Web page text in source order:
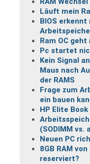
Läuft mein
BIOS erkennt
Ram OC
Pc startet
Kein Signal
Maus nach
der RAMS
Frage zum
ein bauen
HP Elite Book
(SODIMM vs.
Neuen PC
8GB RAM
reserviert?